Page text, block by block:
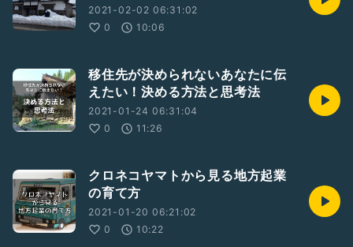
2021-02-02 06:31:02
0
10:06
移住先が決められないあなたに伝
えたい！決める方法と思考法
2021-01-24 06:31:04
0
11:26
クロネコヤマトから見る地方起業
の育て方
2021-01-20 06:21:02
0
10:22